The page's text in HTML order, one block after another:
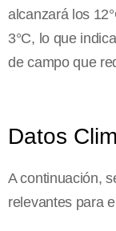
alcanzará los
3°C, lo que
de campo que
Datos
A continuación,
relevantes para